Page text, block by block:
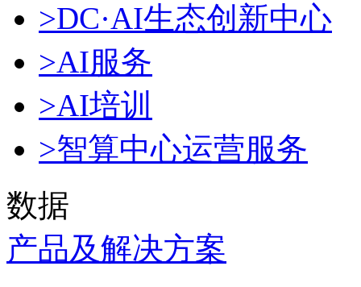
>DC·AI生态创新中心
>AI服务
>AI培训
>智算中心运营服务
数据
产品及解决方案